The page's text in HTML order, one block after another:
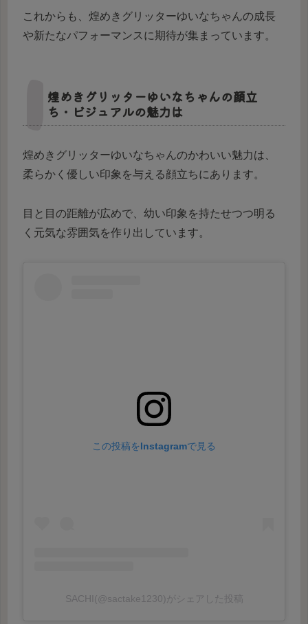
これからも、煌めきグリッターゆいなちゃんの成長
や新たなパフォーマンスに期待が集まっています。
煌めきグリッターゆいなちゃんの顔立
ち・ビジュアルの魅力は
煌めきグリッターゆいなちゃんのかわいい魅力は、
柔らかく優しい印象を与える顔立ちにあります。
目と目の距離が広めで、幼い印象を持たせつつ明る
く元気な雰囲気を作り出しています。
この投稿をInstagramで見る
SACHI(@sactake1230)がシェアした投稿